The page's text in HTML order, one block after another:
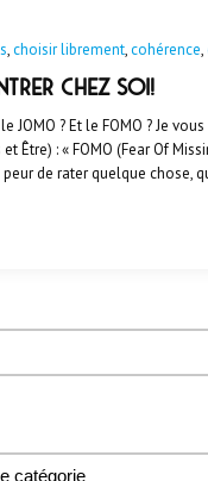
,choisir librement,cohérence,
chez soi!
JOMO ? Et le FOMO ? Je
Être) : « FOMO (Fear Of
de rater quelque chose,